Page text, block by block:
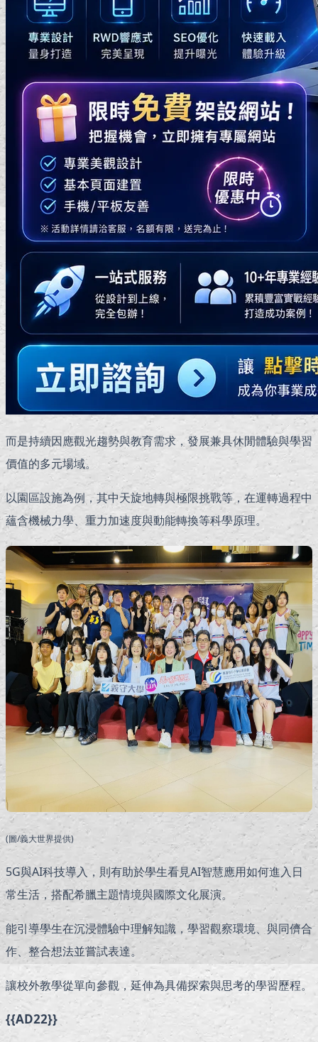
而是持續因應觀光趨勢與教育需求，發展兼具休閒體驗與學習
價值的多元場域。
以園區設施為例，其中天旋地轉與極限挑戰等，在運轉過程中
蘊含機械力學、重力加速度與動能轉換等科學原理。
(圖/義大世界提供)
5G與AI科技導入，則有助於學生看見AI智慧應用如何進入日
常生活，搭配希臘主題情境與國際文化展演。
能引導學生在沉浸體驗中理解知識，學習觀察環境、與同儕合
作、整合想法並嘗試表達。
讓校外教學從單向參觀，延伸為具備探索與思考的學習歷程。
{{AD22}}